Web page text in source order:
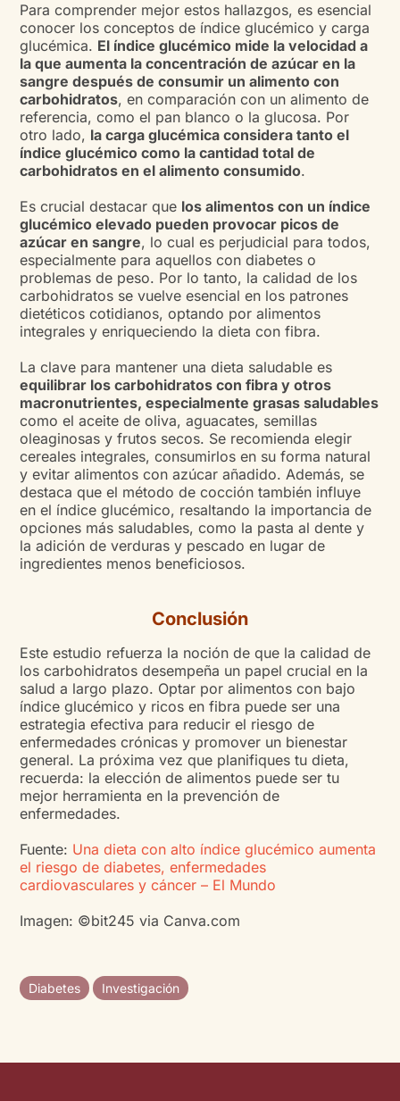
Para comprender mejor estos hallazgos, es esencial
conocer los conceptos de índice glucémico y carga
glucémica. El índice glucémico mide la velocidad a
la que aumenta la concentración de azúcar en la
sangre después de consumir un alimento con
carbohidratos, en comparación con un alimento de
referencia, como el pan blanco o la glucosa. Por
otro lado, la carga glucémica considera tanto el
índice glucémico como la cantidad total de
carbohidratos en el alimento consumido.
Es crucial destacar que los alimentos con un índice
glucémico elevado pueden provocar picos de
azúcar en sangre, lo cual es perjudicial para todos,
especialmente para aquellos con diabetes o
problemas de peso. Por lo tanto, la calidad de los
carbohidratos se vuelve esencial en los patrones
dietéticos cotidianos, optando por alimentos
integrales y enriqueciendo la dieta con fibra.
La clave para mantener una dieta saludable es
equilibrar los carbohidratos con fibra y otros
macronutrientes, especialmente grasas saludables
como el aceite de oliva, aguacates, semillas
oleaginosas y frutos secos. Se recomienda elegir
cereales integrales, consumirlos en su forma natural
y evitar alimentos con azúcar añadido. Además, se
destaca que el método de cocción también influye
en el índice glucémico, resaltando la importancia de
opciones más saludables, como la pasta al dente y
la adición de verduras y pescado en lugar de
ingredientes menos beneficiosos.
Conclusión
Este estudio refuerza la noción de que la calidad de
los carbohidratos desempeña un papel crucial en la
salud a largo plazo. Optar por alimentos con bajo
índice glucémico y ricos en fibra puede ser una
estrategia efectiva para reducir el riesgo de
enfermedades crónicas y promover un bienestar
general. La próxima vez que planifiques tu dieta,
recuerda: la elección de alimentos puede ser tu
mejor herramienta en la prevención de
enfermedades.
Fuente: Una dieta con alto índice glucémico aumenta
el riesgo de diabetes, enfermedades
cardiovasculares y cáncer – El Mundo
Imagen: ©bit245 via Canva.com
Diabetes Investigación